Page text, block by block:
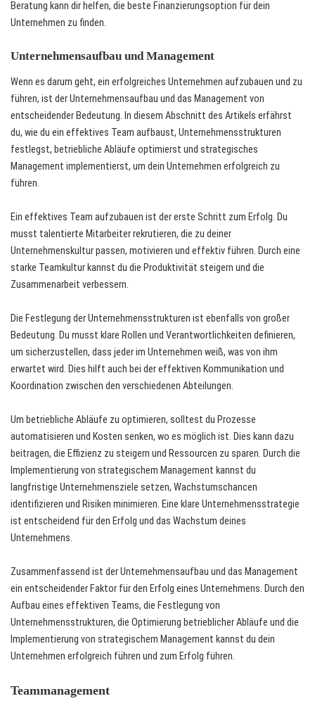
Beratung kann dir helfen, die beste Finanzierungsoption für dein
Unternehmen zu finden.
Unternehmensaufbau und Management
Wenn es darum geht, ein erfolgreiches Unternehmen aufzubauen und zu
führen, ist der Unternehmensaufbau und das Management von
entscheidender Bedeutung. In diesem Abschnitt des Artikels erfährst
du, wie du ein effektives Team aufbaust, Unternehmensstrukturen
festlegst, betriebliche Abläufe optimierst und strategisches
Management implementierst, um dein Unternehmen erfolgreich zu
führen.
Ein effektives Team aufzubauen ist der erste Schritt zum Erfolg. Du
musst talentierte Mitarbeiter rekrutieren, die zu deiner
Unternehmenskultur passen, motivieren und effektiv führen. Durch eine
starke Teamkultur kannst du die Produktivität steigern und die
Zusammenarbeit verbessern.
Die Festlegung der Unternehmensstrukturen ist ebenfalls von großer
Bedeutung. Du musst klare Rollen und Verantwortlichkeiten definieren,
um sicherzustellen, dass jeder im Unternehmen weiß, was von ihm
erwartet wird. Dies hilft auch bei der effektiven Kommunikation und
Koordination zwischen den verschiedenen Abteilungen.
Um betriebliche Abläufe zu optimieren, solltest du Prozesse
automatisieren und Kosten senken, wo es möglich ist. Dies kann dazu
beitragen, die Effizienz zu steigern und Ressourcen zu sparen. Durch die
Implementierung von strategischem Management kannst du
langfristige Unternehmensziele setzen, Wachstumschancen
identifizieren und Risiken minimieren. Eine klare Unternehmensstrategie
ist entscheidend für den Erfolg und das Wachstum deines
Unternehmens.
Zusammenfassend ist der Unternehmensaufbau und das Management
ein entscheidender Faktor für den Erfolg eines Unternehmens. Durch den
Aufbau eines effektiven Teams, die Festlegung von
Unternehmensstrukturen, die Optimierung betrieblicher Abläufe und die
Implementierung von strategischem Management kannst du dein
Unternehmen erfolgreich führen und zum Erfolg führen.
Teammanagement